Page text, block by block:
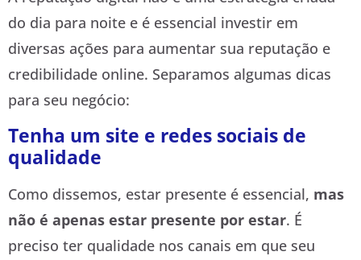
do dia para noite e é essencial investir em
diversas ações para aumentar sua reputação e
credibilidade online. Separamos algumas dicas
para seu negócio:
Tenha um site e redes sociais de
qualidade
Como dissemos, estar presente é essencial, mas
não é apenas estar presente por estar. É
preciso ter qualidade nos canais em que seu